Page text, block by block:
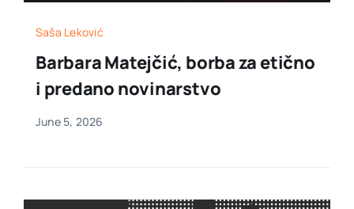
Saša Leković
Barbara Matejčić, borba za etično
i predano novinarstvo
June 5, 2026